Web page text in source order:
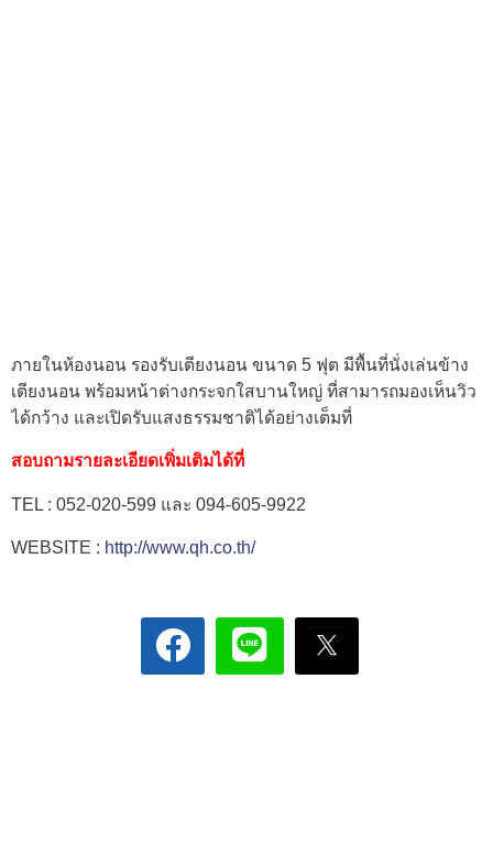
ภายในห้องนอน รองรับเตียงนอน ขนาด 5 ฟุต มีพื้นที่นั่งเล่นข้าง
เตียงนอน พร้อมหน้าต่างกระจกใสบานใหญ่ ที่สามารถมองเห็นวิว
ได้กว้าง และเปิดรับแสงธรรมชาติได้อย่างเต็มที่
สอบถามรายละเอียดเพิ่มเติมได้ที่
TEL : 052-020-599 และ 094-605-9922
WEBSITE : http://www.qh.co.th/